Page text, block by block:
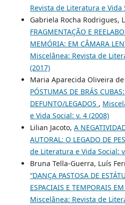
Revista de Literatura e Vida
Gabriela Rocha Rodrigues,
FRAGMENTAÇÃO E
MEMÓRIA: EM CÂMARA
Miscelânea: Revista de
(2017)
Maria Aparecida Oliveira
PÓSTUMAS DE BRÁS
DEFUNTO/LEGADOS ,
e Vida Social: v. 4 (2008)
Lilian Jacoto, A
AUTORAL: O LEGADO DE
de Literatura e Vida Social:
Bruna Tella-Guerra, Luís
“DANÇA PASTOSA DE
ESPACIAIS E TEMPORAIS
Miscelânea: Revista de